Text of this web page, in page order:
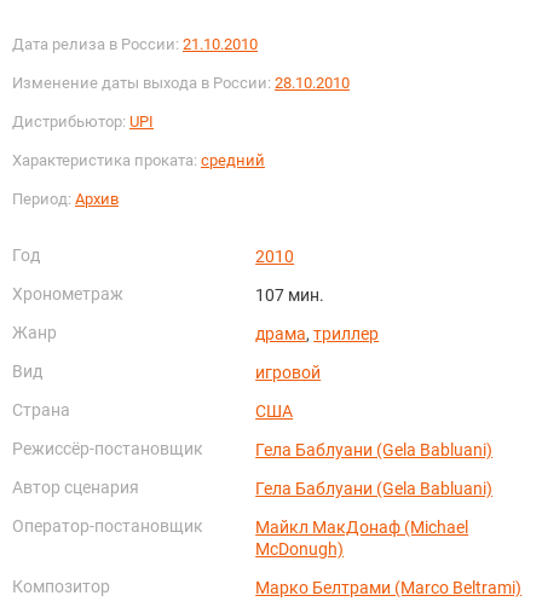
Дата релиза в России: 21.10.2010
Изменение даты выхода в России: 28.10.2010
Дистрибьютор: UPI
Характеристика проката: средний
Период: Архив
Год
2010
Хронометраж
107 мин.
Жанр
драма,триллер
Вид
игровой
Страна
США
Режиссёр-постановщик
Гела Баблуани (Gela Babluani)
Автор сценария
Гела Баблуани (Gela Babluani)
Оператор-постановщик
Майкл МакДонаф (Michael
McDonugh)
Композитор
Марко Белтрами (Marco Beltrami)